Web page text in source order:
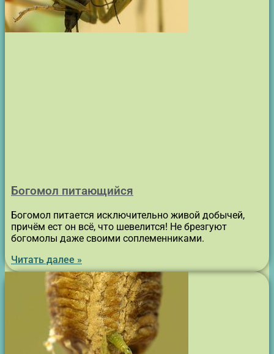
Богомол питающийся
Богомол питается исключительно живой добычей,
причём ест он всё, что шевелится! Не брезгуют
богомолы даже своими соплеменниками.
Читать далее »